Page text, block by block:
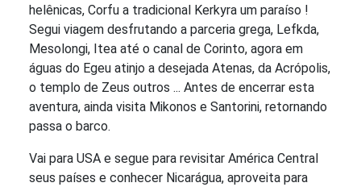
helênicas, Corfu a tradicional Kerkyra um paraíso !
Segui viagem desfrutando a parceria grega, Lefkda,
Mesolongi, Itea até o canal de Corinto, agora em
águas do Egeu atinjo a desejada Atenas, da Acrópolis,
o templo de Zeus outros ... Antes de encerrar esta
aventura, ainda visita Mikonos e Santorini, retornando
passa o barco.
Vai para USA e segue para revisitar América Central
seus países e conhecer Nicarágua, aproveita para